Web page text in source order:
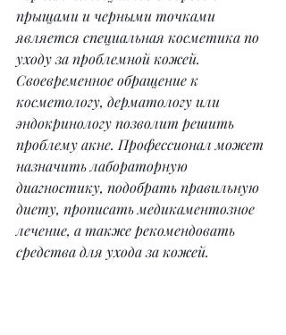
прыщами и черными точками
является специальная косметика по
уходу за проблемной кожей.
Своевременное обращение к
косметологу, дерматологу или
эндокринологу позволит решить
проблему акне. Профессионал может
назначить лабораторную
диагностику, подобрать правильную
диету, прописать медикаментозное
лечение, а также рекомендовать
средства для ухода за кожей.